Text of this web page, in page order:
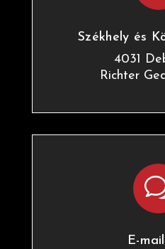
Székhely és
4031
Richter
E-